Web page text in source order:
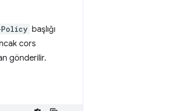
Policy başlığı
cors
gönderilir.